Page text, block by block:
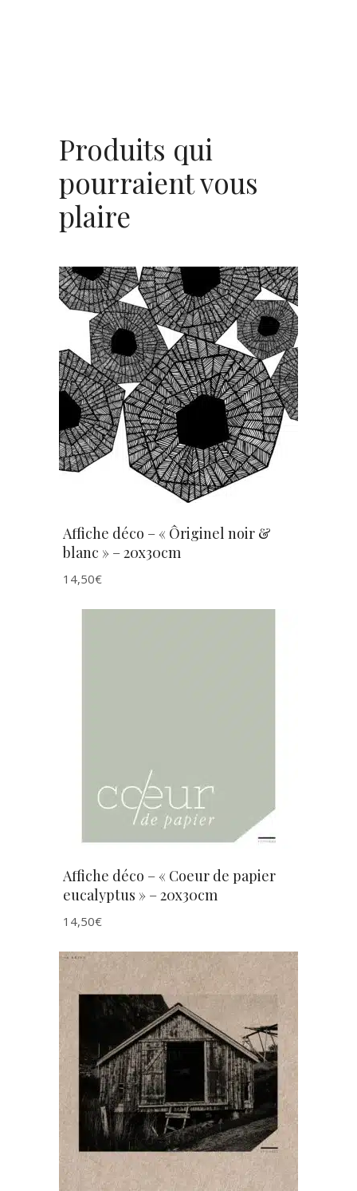
Produits qui
pourraient vous
plaire
AJOUTER AU PANIER
Affiche déco – « Ôriginel noir &
blanc » – 20x30cm
14,50€
Affiche déco – « Coeur de papier
eucalyptus » – 20x30cm
14,50€
AJOUTER AU PANIER